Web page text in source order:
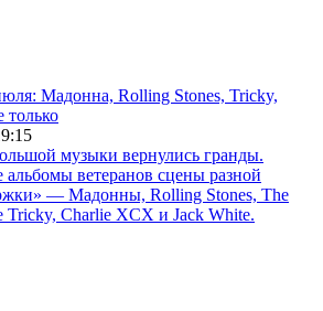
Мадонна, Rolling Stones, Tricky,
музыки вернулись гранды.
ветеранов сцены разной
— Мадонны, Rolling Stones, The
Tricky, Charlie XCX и Jack White.